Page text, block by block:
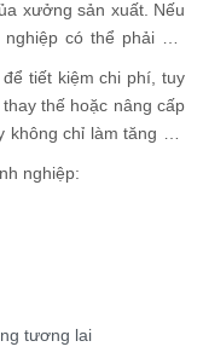
xưởng sản xuất. Nếu
có thể phải đối
tiết kiệm chi phí, tuy
thế hoặc nâng cấp
chỉ làm tăng chi
nghiệp:
tương lai